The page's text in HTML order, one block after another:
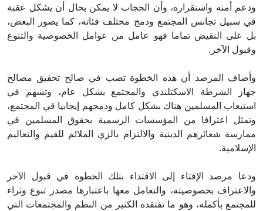
ودعم أمنه واستقراره، وأن الحجاب لا يمكن بحال أن يشكل عقبة
في سبيل تجانس المجتمع ودمج مختلف فئاته، كما يصور البعض،
بل على النقيض تماما فهو عامل من عوامل الخصوصية والتنوع
وقبول الآخر.
وأضاف المرصد أن هذه الخطوة تصب في صالح تحقيق مصالح
جهاز الشرطة الاسكتلندي والمجتمع بشكل عام، وتسهم في
استيعاب المسلمين هناك بشكل كامل ودمجهم إيجابيا في المجتمع،
وتمثل اعترافا من المؤسسات الرسمية بحقوق المسلمين في
ممارسة شعائرهم الدينية والالتزام بالزي الملائم للقيم والتعاليم
الإسلامية.
ودعا مرصد الإفتاء إلى الاقتداء بتلك الخطوة في قبول الآخر
والاعتراف بخصوصيته، والتعامل معها باعتبارها مصدر تنوع وثراء
للمجتمع بأكمله، وهو ما تفتقده الكثير من النظم والمجتمعات التي